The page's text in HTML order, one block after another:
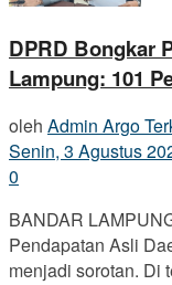
DPRD Bongkar
Lampung: 101
oleh Admin Argo
Senin, 3 Agustus
0
BANDAR
Pendapatan Asli
menjadi sorotan. Di